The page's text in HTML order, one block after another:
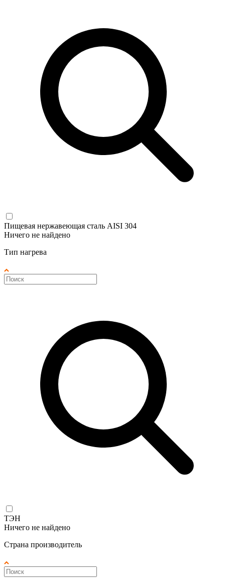
Пищевая нержавеющая сталь AISI 304
Ничего не найдено
Тип нагрева
ТЭН
Ничего не найдено
Страна производитель